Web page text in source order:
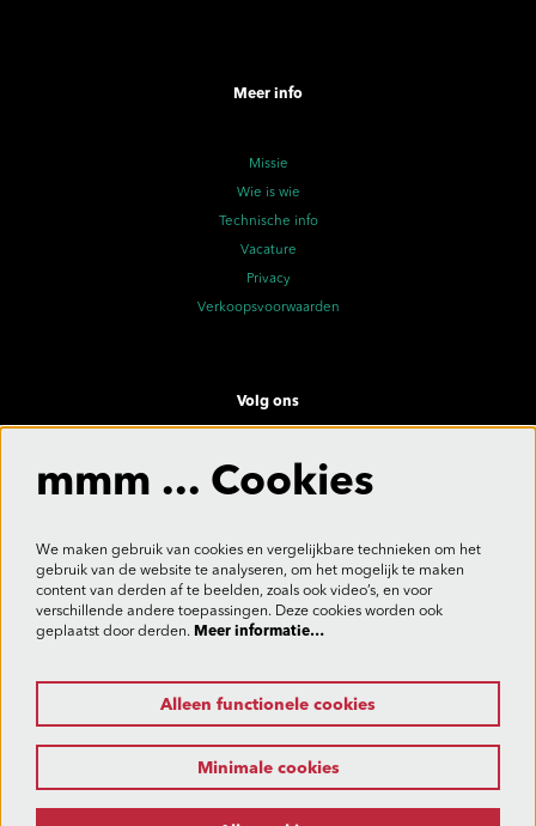
Meer info
Missie
Wie is wie
Technische info
Vacature
Privacy
Verkoopsvoorwaarden
Volg ons
Aanmelden
Deze site wordt beschermd door reCAPTCHA, dataverwerking gebeurt in overeenstemming met de
mmm ... Cookies
We maken gebruik van cookies en vergelijkbare technieken om het
gebruik van de website te analyseren, om het mogelijk te maken
content van derden af te beelden, zoals ook video’s, en voor
verschillende andere toepassingen. Deze cookies worden ook
geplaatst door derden. Meer informatie…
Alleen functionele cookies
Minimale cookies